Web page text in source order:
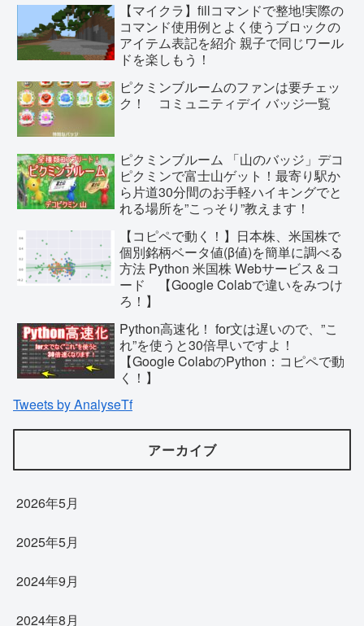
【マイクラ】fillコマンドで整地!実際の
コマンド使用例とよく使うブロックの
アイテム表記を紹介 親子で同じワール
ドを楽しもう！
ピクミンブルームのファンは要チェッ
ク！ コミュニティデイ バッジ一覧
ピクミンブルーム 「山のバッジ」デコ
ピクミンで富士山ゲット！最寄り駅か
ら片道30分間のお手軽ハイキングでと
れる場所を”こっそり”教えます！
【コピペで動く！】日本株、米国株で
個別銘柄ベータ値(β値)を簡単に調べる
方法 Python 米国株 Webサービス＆コ
ード 【Google Colabで違いをみつけ
ろ！】
Python高速化！ for文は遅いので、”こ
れ”を使うと30倍早いですよ！
【Google ColabのPython：コピペで動
く！】
Tweets by AnalyseTf
アーカイブ
2026年5月
2025年5月
2024年9月
2024年8月